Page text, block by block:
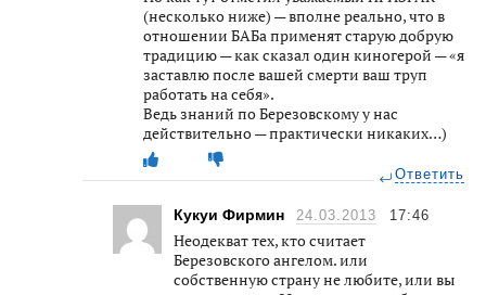
(несколько ниже) — вполне реально, что в
отношении БАБа применят старую добрую
традицию — как сказал один киногерой — «я
заставлю после вашей смерти ваш труп
работать на себя».
Ведь знаний по Березовскому у нас
действительно — практически никаких…)
Ответить
Кукуи Фирмин 24.03.2013 17:46
Неодекват тех, кто считает
Березовского ангелом. или
собственную страну не любите, или вы